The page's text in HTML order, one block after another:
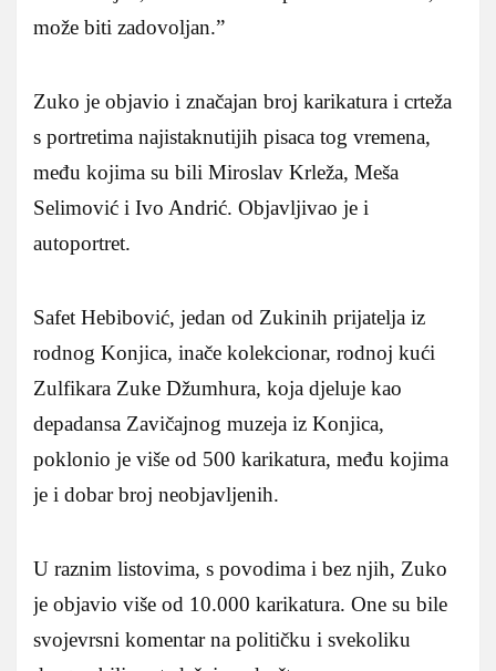
može biti zadovoljan.”
Zuko je objavio i značajan broj karikatura i crteža
s portretima najistaknutijih pisaca tog vremena,
među kojima su bili Miroslav Krleža, Meša
Selimović i Ivo Andrić. Objavljivao je i
autoportret.
Safet Hebibović, jedan od Zukinih prijatelja iz
rodnog Konjica, inače kolekcionar, rodnoj kući
Zulfikara Zuke Džumhura, koja djeluje kao
depadansa Zavičajnog muzeja iz Konjica,
poklonio je više od 500 karikatura, među kojima
je i dobar broj neobjavljenih.
U raznim listovima, s povodima i bez njih, Zuko
je objavio više od 10.000 karikatura. One su bile
svojevrsni komentar na političku i svekoliku